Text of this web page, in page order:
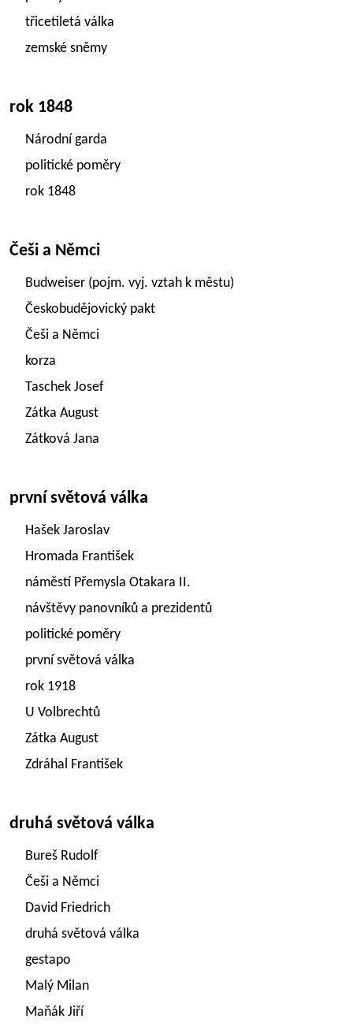
třicetiletá válka
zemské sněmy
rok 1848
Národní garda
politické poměry
rok 1848
Češi a Němci
Budweiser (pojm. vyj. vztah k městu)
Českobudějovický pakt
Češi a Němci
korza
Taschek Josef
Zátka August
Zátková Jana
první světová válka
Hašek Jaroslav
Hromada František
náměstí Přemysla Otakara II.
návštěvy panovníků a prezidentů
politické poměry
první světová válka
rok 1918
U Volbrechtů
Zátka August
Zdráhal František
druhá světová válka
Bureš Rudolf
Češi a Němci
David Friedrich
druhá světová válka
gestapo
Malý Milan
Maňák Jiří